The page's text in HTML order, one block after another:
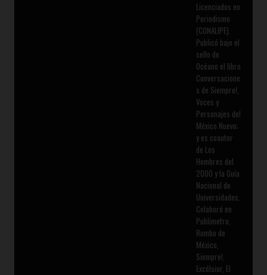
Licenciados en
Periodismo
(CONALIPE).
Publicó bajo el
sello de
Océano el libro
Conversacione
s de Siempre!,
Voces y
Personajes del
México Nuevo;
y es coautor
de Los
Hombres del
2000 y la Guía
Nacional de
Universidades.
Colaboró en
Publimetro,
Rumbo de
México,
Siempre!,
Excélsior, El